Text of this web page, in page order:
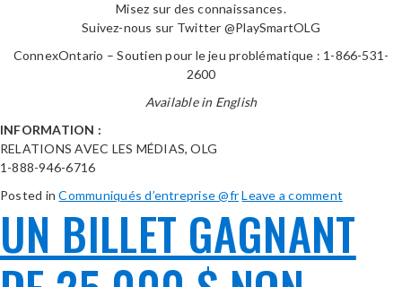
Misez sur des connaissances.
Suivez-nous sur Twitter @PlaySmartOLG
ConnexOntario – Soutien pour le jeu problématique : 1-866-531-
2600
Available in English
INFORMATION :
RELATIONS AVEC LES MÉDIAS, OLG
1-888-946-6716
Posted inCommuniqués d’entreprise @frLeave a comment
UN BILLET GAGNANT